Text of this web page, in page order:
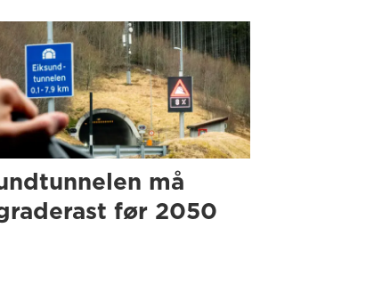
må
før 2050